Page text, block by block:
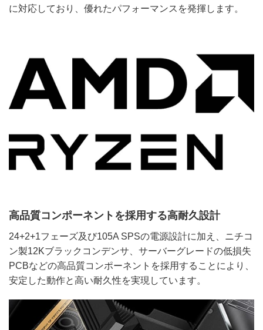
に対応しており、優れたパフォーマンスを発揮します。
高品質コンポーネントを採用する高耐久設計
24+2+1フェーズ及び105A SPSの電源設計に加え、ニチコ
ン製12Kブラックコンデンサ、サーバーグレードの低損失
PCBなどの高品質コンポーネントを採用することにより、
安定した動作と高い耐久性を実現しています。